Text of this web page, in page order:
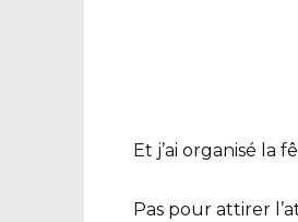
Et j’ai organisé la
Pas pour attirer